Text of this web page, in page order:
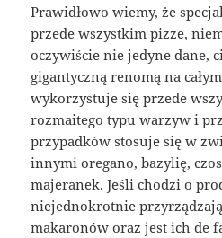
Prawidłowo wiemy, że
przede wszystkim pizze,
oczywiście nie jedyne dane,
gigantyczną renomą na
wykorzystuje się przede
rozmaitego typu warzyw i
przypadków stosuje się w
innymi oregano, bazylię,
majeranek. Jeśli chodzi o
niejednokrotnie
makaronów oraz jest ich de